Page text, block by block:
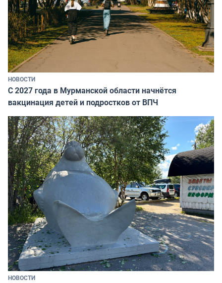
НОВОСТИ
С 2027 года в Мурманской области начнётся
вакцинация детей и подростков от ВПЧ
НОВОСТИ